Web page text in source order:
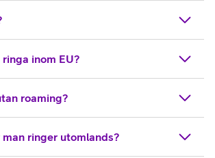
inom EU?
roaming?
ringer utomlands?